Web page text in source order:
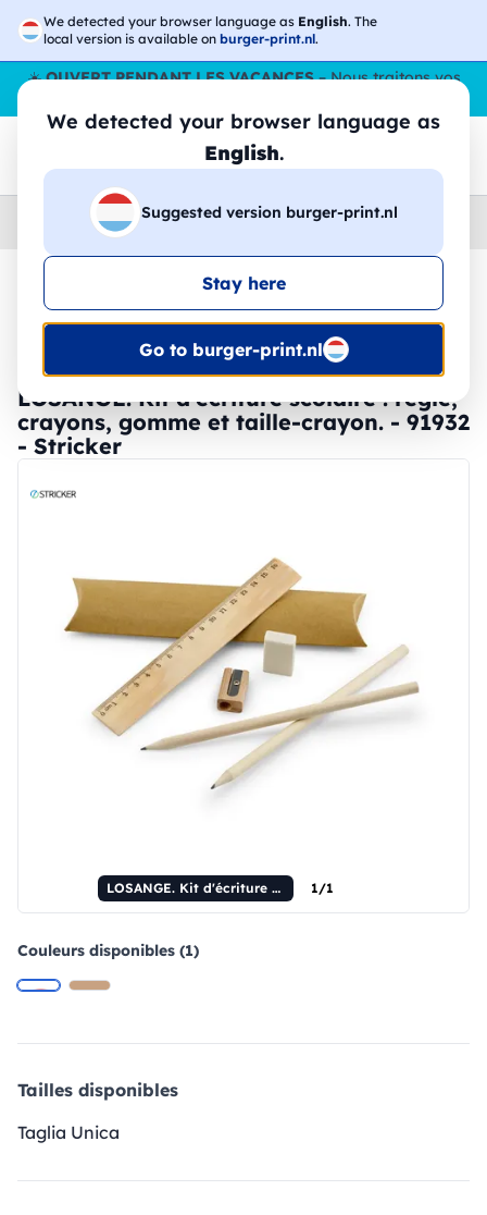
We detected your browser language as English. The
local version is available on burger-print.nl.
We detected your browser language as
English.
Suggested version burger-print.nl
Stay here
Go to burger-print.nl
☀️OUVERT PENDANT LES VACANCES– Nous traitons vos
Papeterie › stylos-personnalises
🔥 Impression DTF à -30 %
LOSANGE. Kit d'écriture scolaire : règle,
crayons, gomme et taille-crayon. - 91932
- Stricker
LOSANGE. Kit d'écriture scolaire : règle, crayons, gomme et taille-crayon. 1/1
Couleurs disponibles (1)
Tailles disponibles
Taglia Unica